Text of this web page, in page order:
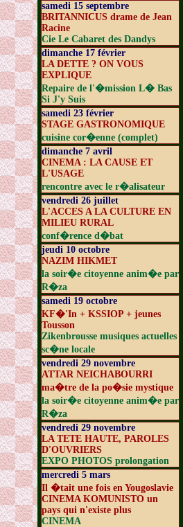
samedi 15 septembre
BRITANNICUS drame de Jean
Racine
Cie Le Cabaret des Dandys
dimanche 17 février
LA DETTE ? ON VOUS
EXPLIQUE
Repaire de l'�mission L� Bas
Si J'y Suis
samedi 23 février
STAGE GASTRONOMIQUE
cuisine cor�enne (complet)
dimanche 7 avril
CINEMA : LA CAUSE ET
L'USAGE
rencontre avec le r�alisateur
vendredi 26 juillet
L'ACCES A LA CULTURE EN
MILIEU RURAL
conf�rence d�bat
jeudi 10 octobre
NAZIM HIKMET
la soir�e citoyenne anim�e par
R�za
samedi 19 octobre
KF�'In + KSSIOP + jeunes
Tousson
Zikenbrousse musiques actuelles
sc�ne locale
vendredi 29 novembre
ATTAR NEICHABOURRI
ma�tre de la po�sie mystique
la soir�e citoyenne anim�e par
R�za
vendredi 29 novembre
LA TETE HAUTE, PAROLES
D'OUVRIERS
EXPO PHOTOS prolongation
mercredi 5 mars
Il �tait une fois en Yougoslavie
CINEMA KOMUNISTO un
pays qui n'existe plus
CINEMA